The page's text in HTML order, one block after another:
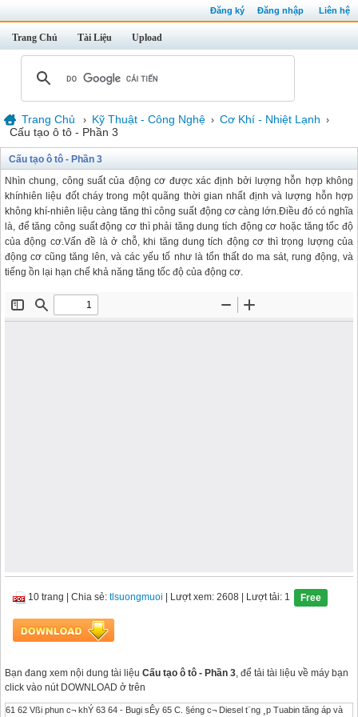
Đăng ký Đăng nhập Liên hệ
Trang Chủ Tài Liệu Upload
Trang Chủ › Kỹ Thuật - Công Nghệ › Cơ Khí - Nhiệt Lạnh ›
Cấu tạo ô tô - Phần 3
Cấu tạo ô tô - Phần 3
Nhìn chung, công suất của động cơ được xác định bởi lượng hỗn hợp không
khínhiên liệu đốt cháy trong một quãng thời gian nhất định và lượng hỗn hợp
không khí-nhiên liệu càng tăng thì công suất động cơ càng lớn.Điều đó có nghĩa
là, để tăng công suất động cơ thì phải tăng dung tích động cơ hoặc tăng tốc độ
của động cơ.Vấn đề là ở chỗ, khi tăng dung tích động cơ thì trọng lượng của
động cơ cũng tăng lên, và các yếu tố như là tổn thất do ma sát, rung động, và
tiếng ồn lại hạn chế khả năng tăng tốc độ của động cơ.
10 trang Chia sẻ: tlsuongmuoi | Lượt xem: 2608 | Lượt tải: 1 Free
Bạn đang xem nội dung tài liệu Cấu tạo ô tô - Phần 3, để tải tài liệu về máy bạn
click vào nút DOWNLOAD ở trên
61 62 Vßi phun c¬ khÝ 63 64 - Bugi sÊy 65 C. §éng c¬ Diesel t¨ng ¸p Tuabin tăng áp và